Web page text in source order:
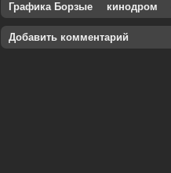
Графика Борзые кинодром
Добавить комментарий